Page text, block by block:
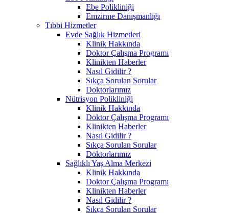
Ebe Polikliniği
Emzirme Danışmanlığı
Tıbbi Hizmetler
Evde Sağlık Hizmetleri
Klinik Hakkında
Doktor Çalışma Programı
Klinikten Haberler
Nasıl Gidilir ?
Sıkça Sorulan Sorular
Doktorlarımız
Nütrisyon Polikliniği
Klinik Hakkında
Doktor Çalışma Programı
Klinikten Haberler
Nasıl Gidilir ?
Sıkça Sorulan Sorular
Doktorlarımız
Sağlıklı Yaş Alma Merkezi
Klinik Hakkında
Doktor Çalışma Programı
Klinikten Haberler
Nasıl Gidilir ?
Sıkça Sorulan Sorular